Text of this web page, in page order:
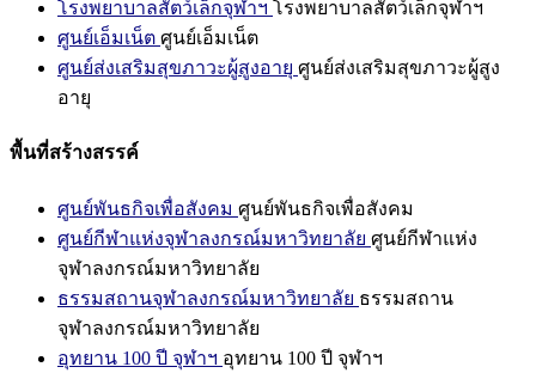
โรงพยาบาลสัตว์เล็กจุฬาฯ โรงพยาบาลสัตว์เล็กจุฬาฯ
ศูนย์เอ็มเน็ต ศูนย์เอ็มเน็ต
ศูนย์ส่งเสริมสุขภาวะผู้สูงอายุ ศูนย์ส่งเสริมสุขภาวะผู้สูง
อายุ
พื้นที่สร้างสรรค์
ศูนย์พันธกิจเพื่อสังคม ศูนย์พันธกิจเพื่อสังคม
ศูนย์กีฬาแห่งจุฬาลงกรณ์มหาวิทยาลัย ศูนย์กีฬาแห่ง
จุฬาลงกรณ์มหาวิทยาลัย
ธรรมสถานจุฬาลงกรณ์มหาวิทยาลัย ธรรมสถาน
จุฬาลงกรณ์มหาวิทยาลัย
อุทยาน 100 ปี จุฬาฯ อุทยาน 100 ปี จุฬาฯ